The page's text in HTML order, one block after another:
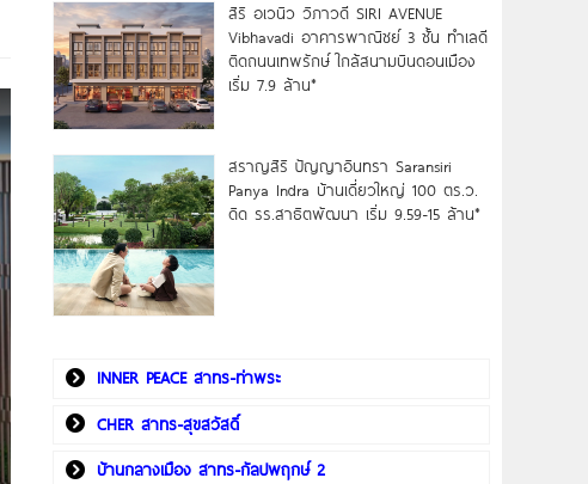
สิริ อเวนิว วิภาวดี SIRI AVENUE
Vibhavadi อาคารพาณิชย์ 3 ชั้น ทำเลดี
ติดถนนเทพรักษ์ ใกล้สนามบินดอนเมือง
เริ่ม 7.9 ล้าน*
สราญสิริ ปัญญาอินทรา Saransiri
Panya Indra บ้านเดี่ยวใหญ่ 100 ตร.ว.
ดิด รร.สาธิตพัฒนา เริ่ม 9.59-15 ล้าน*
INNER PEACE สาทร-ท่าพระ
CHER สาทร-สุขสวัสดิ์
บ้านกลางเมือง สาทร-กัลปพฤกษ์ 2